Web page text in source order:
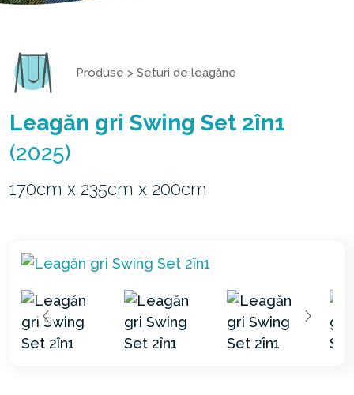
Produse > Seturi de leagăne
Leagăn gri Swing Set 2în1
(2025)
170cm x 235cm x 200cm